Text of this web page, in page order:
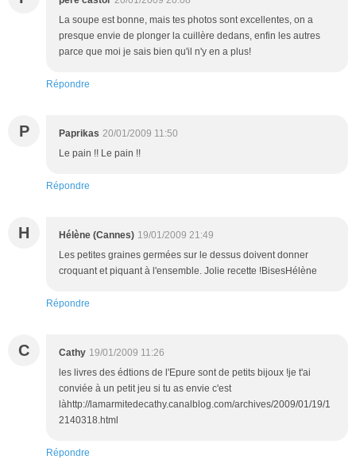
La soupe est bonne, mais tes photos sont excellentes, on a
presque envie de plonger la cuillère dedans, enfin les autres
parce que moi je sais bien qu'il n'y en a plus!
Répondre
P Paprikas 20/01/2009 11:50
Le pain !! Le pain !!
Répondre
H Hélène (Cannes) 19/01/2009 21:49
Les petites graines germées sur le dessus doivent donner
croquant et piquant à l'ensemble. Jolie recette !BisesHélène
Répondre
C Cathy 19/01/2009 11:26
les livres des édtions de l'Epure sont de petits bijoux !je t'ai
conviée à un petit jeu si tu as envie c'est
làhttp://lamarmitedecathy.canalblog.com/archives/2009/01/19/1
2140318.html
Répondre